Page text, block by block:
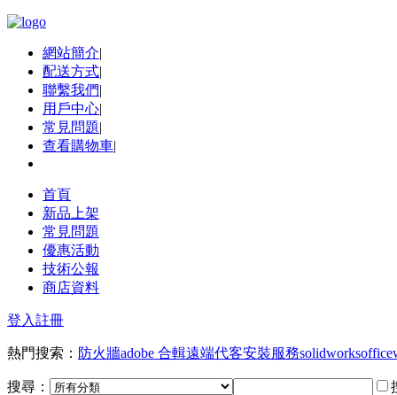
網站簡介|
配送方式|
聯繫我們|
用戶中心|
常見問題|
查看購物車|
首頁
新品上架
常見問題
優惠活動
技術公報
商店資料
登入註冊
熱門搜索： 防火牆adobe 合輯遠端代客安裝服務solidworksoffice
搜尋：